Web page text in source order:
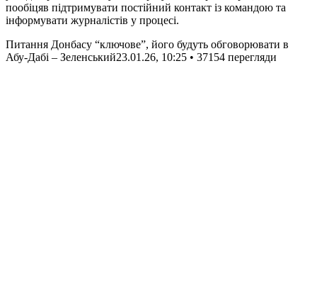
пообіцяв підтримувати постійний контакт із командою та
інформувати журналістів у процесі.
Питання Донбасу “ключове”, його будуть обговорювати в
Абу-Дабі – Зеленський23.01.26, 10:25 • 37154 перегляди